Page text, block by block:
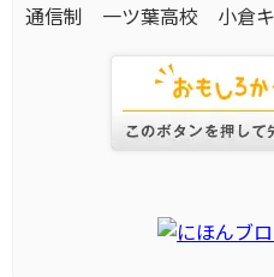
通信制 一ツ葉高校 小倉